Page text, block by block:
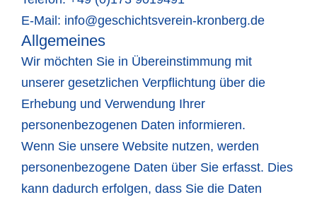
E-Mail: info@geschichtsverein-kronberg.de
Allgemeines
Wir möchten Sie in Übereinstimmung mit
unserer gesetzlichen Verpflichtung über die
Erhebung und Verwendung Ihrer
personenbezogenen Daten informieren.
Wenn Sie unsere Website nutzen, werden
personenbezogene Daten über Sie erfasst. Dies
kann dadurch erfolgen, dass Sie die Daten